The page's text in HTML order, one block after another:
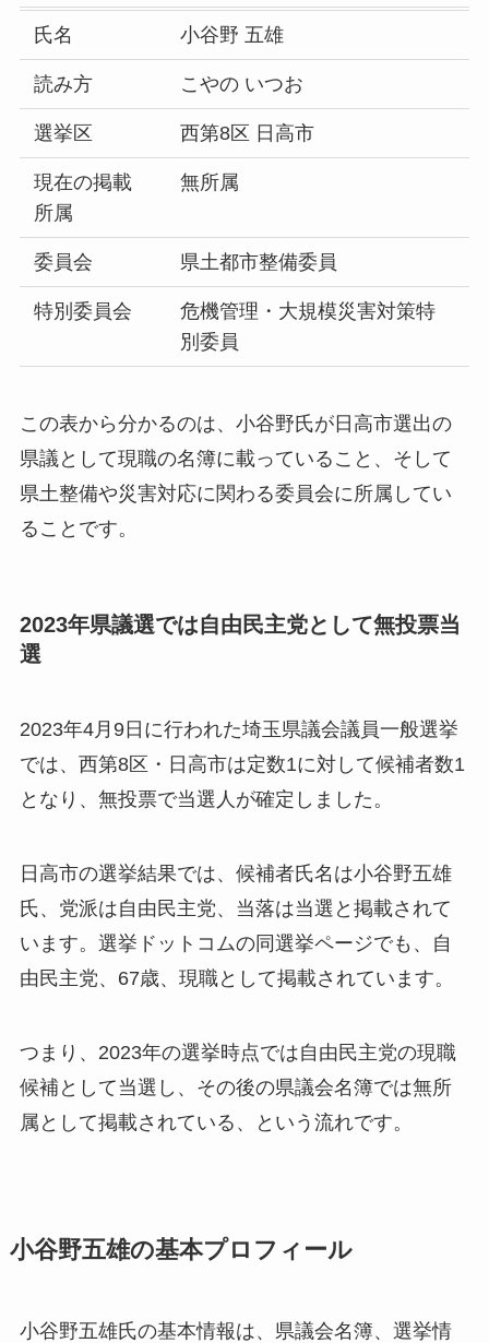
氏名 小谷野 五雄
読み方 こやの いつお
選挙区 西第8区 日高市
現在の掲載
所属
無所属
委員会 県土都市整備委員
特別委員会
危機管理・大規模災害対策特
別委員
この表から分かるのは、小谷野氏が日高市選出の
県議として現職の名簿に載っていること、そして
県土整備や災害対応に関わる委員会に所属してい
ることです。
2023年県議選では自由民主党として無投票当
選
2023年4月9日に行われた埼玉県議会議員一般選挙
では、西第8区・日高市は定数1に対して候補者数1
となり、無投票で当選人が確定しました。
日高市の選挙結果では、候補者氏名は小谷野五雄
氏、党派は自由民主党、当落は当選と掲載されて
います。選挙ドットコムの同選挙ページでも、自
由民主党、67歳、現職として掲載されています。
つまり、2023年の選挙時点では自由民主党の現職
候補として当選し、その後の県議会名簿では無所
属として掲載されている、という流れです。
小谷野五雄の基本プロフィール
小谷野五雄氏の基本情報は、県議会名簿、選挙情